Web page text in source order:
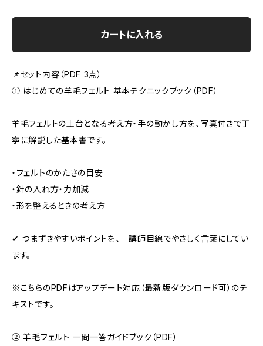
カートに入れる
📌セット内容（PDF 3点）
① はじめての羊毛フェルト 基本テクニックブック（PDF）
羊毛フェルトの土台となる考え方・手の動かし方を、写真付きで丁
寧に解説した基本書です。
・フェルトのかたさの目安
・針の入れ方・力加減
・形を整えるときの考え方
✔ つまずきやすいポイントを、 講師目線でやさしく言葉にしてい
ます。
※こちらのPDFはアップデート対応（最新版ダウンロード可）のテ
キストです。
② 羊毛フェルト 一問一答ガイドブック（PDF）